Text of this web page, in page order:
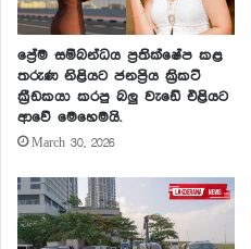
ප්‍රේම සම්බන්ධය ප්‍රතික්ෂේප කළ
තරුණ නිළියට ජනප්‍රිය ක්‍රිකට්
ක්‍රීඩකයා කරපු බලු වැඩේ එළියට
ආවේ මෙහෙමයි.
March 30, 2026